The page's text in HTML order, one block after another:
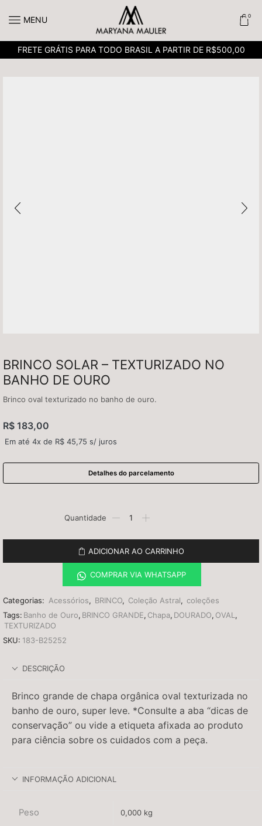
MENU 0
FRETE GRÁTIS PARA TODO BRASIL A PARTIR DE R$500,00
BRINCO SOLAR – TEXTURIZADO NO
BANHO DE OURO
Brinco oval texturizado no banho de ouro.
R$ 183,00
Em até 4x de R$ 45,75 s/ juros
Detalhes do parcelamento
ADICIONAR AO CARRINHO
COMPRAR VIA WHATSAPP
Categorias: Acessórios, BRINCO, Coleção Astral, coleções
Tags: Banho de Ouro, BRINCO GRANDE, Chapa, DOURADO, OVAL,
TEXTURIZADO
SKU: 183-B25252
DESCRIÇÃO
Brinco grande de chapa orgânica oval texturizada no
banho de ouro, super leve. *Consulte a aba “dicas de
conservação” ou vide a etiqueta afixada ao produto
para ciência sobre os cuidados com a peça.
INFORMAÇÃO ADICIONAL
Peso 0,000 kg